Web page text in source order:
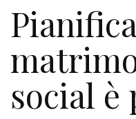
social è